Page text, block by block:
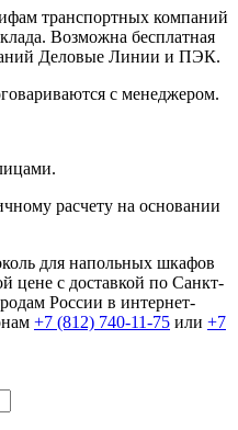
транспортных компаний
Возможна бесплатная
Деловые Линии и ПЭК.
с менеджером.
расчету на основании
для напольных шкафов
цене с доставкой по Санкт-
России в интернет-
+7 (812) 740-11-75 или +7